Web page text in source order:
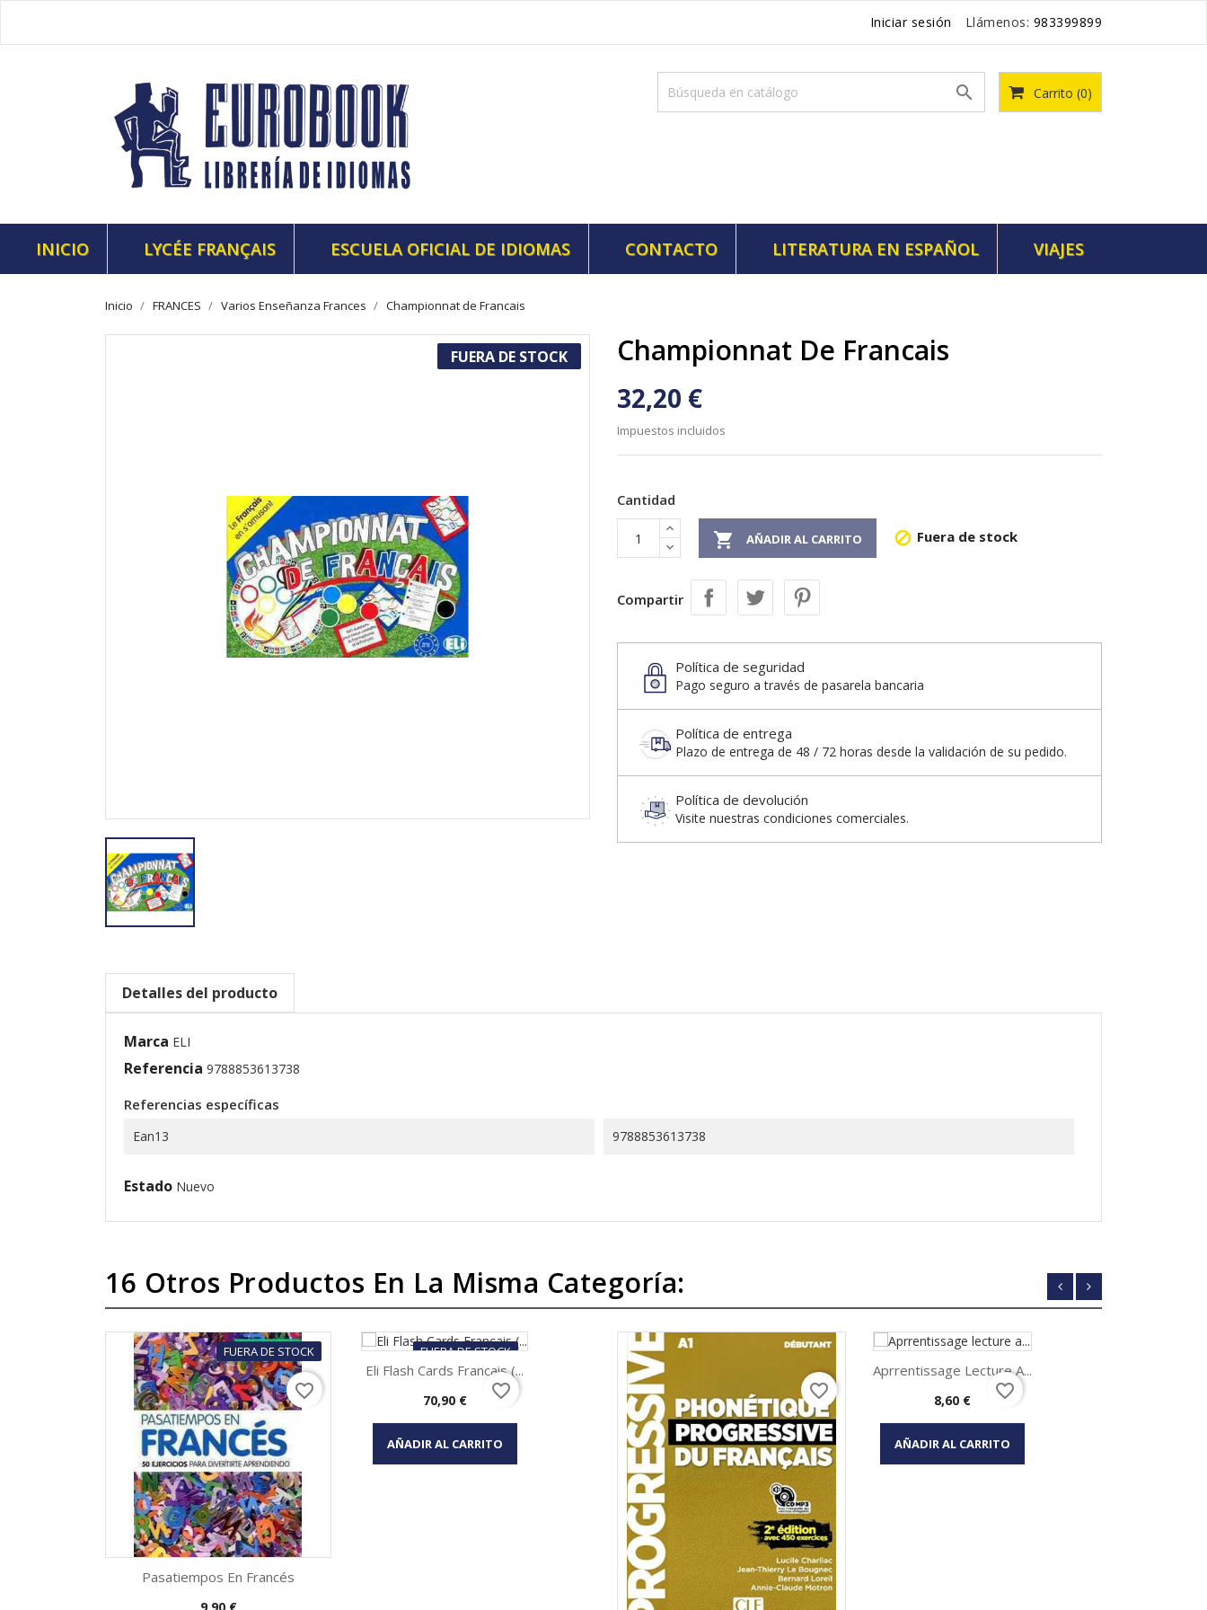
Iniciar sesión Llámenos: 983399899
Carrito (0)

INICIO LYCÉE FRANÇAIS ESCUELA OFICIAL DE IDIOMAS CONTACTO LITERATURA EN ESPAÑOL VIAJES
Inicio FRANCES Varios Enseñanza Frances Championnat de Francais
FUERA DE STOCK Championnat De Francais
32,20 €
Impuestos incluidos
Cantidad
 AÑADIR AL CARRITO  Fuera de stock
Compartir
Política de seguridad
Pago seguro a través de pasarela bancaria
Política de entrega
Plazo de entrega de 48 / 72 horas desde la validación de su pedido.
Política de devolución
Visite nuestras condiciones comerciales.
Detalles del producto
Marca ELI
Referencia 9788853613738
Referencias específicas
Ean13 9788853613738
Estado Nuevo
16 Otros Productos En La Misma Categoría:
FUERA DE STOCK
Pasatiempos En Francés
Precio
favorite_border
FUERA DE STOCK
Vista rápida
Eli Flash Cards Francais (...
Precio
70,90 €
AÑADIR AL CARRITO
favorite_border
favorite_border
Vista rápida
Aprrentissage Lecture A...
Precio
8,60 €
AÑADIR AL CARRITO
favorite_border